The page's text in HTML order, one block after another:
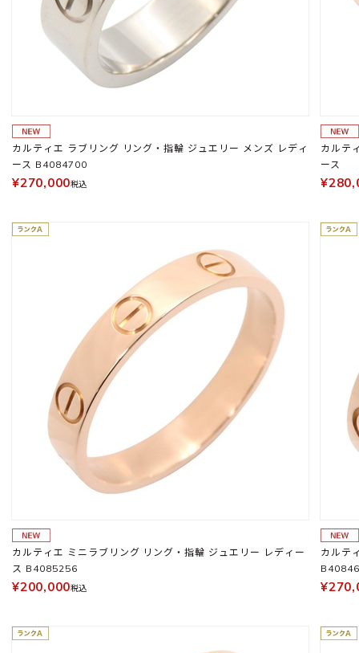
カルティエ ラブリング リング・指輪 ジュエリー メンズ レディ
ース B4084700
¥270,000税込
カルティエ ト
ース
カルティエ ミニラブリング リング・指輪 ジュエリー レディー
ス B4085256
¥200,000税込
カルティエ ラブリ